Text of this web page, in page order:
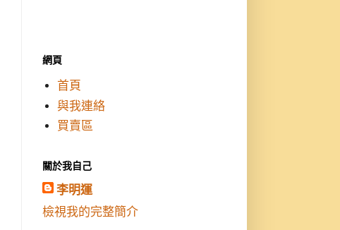
網頁
首頁
與我連絡
買賣區
關於我自己
李明運
檢視我的完整簡介